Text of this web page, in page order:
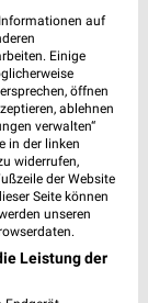
in
auf
Einige
öffnen
ablehnen
verwalten“
in der linken
widerrufen,
der Website
Seite können
unseren
Leistung der